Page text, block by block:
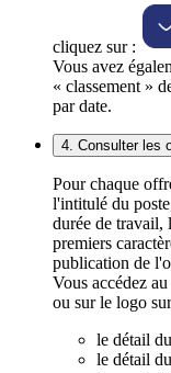
cliquez sur :
Vous avez
« classement »
par date.
4. Consulter les
Pour chaque
l'intitulé du
durée de travail,
premiers
publication de
Vous accédez
ou sur le logo
le détail
le détail